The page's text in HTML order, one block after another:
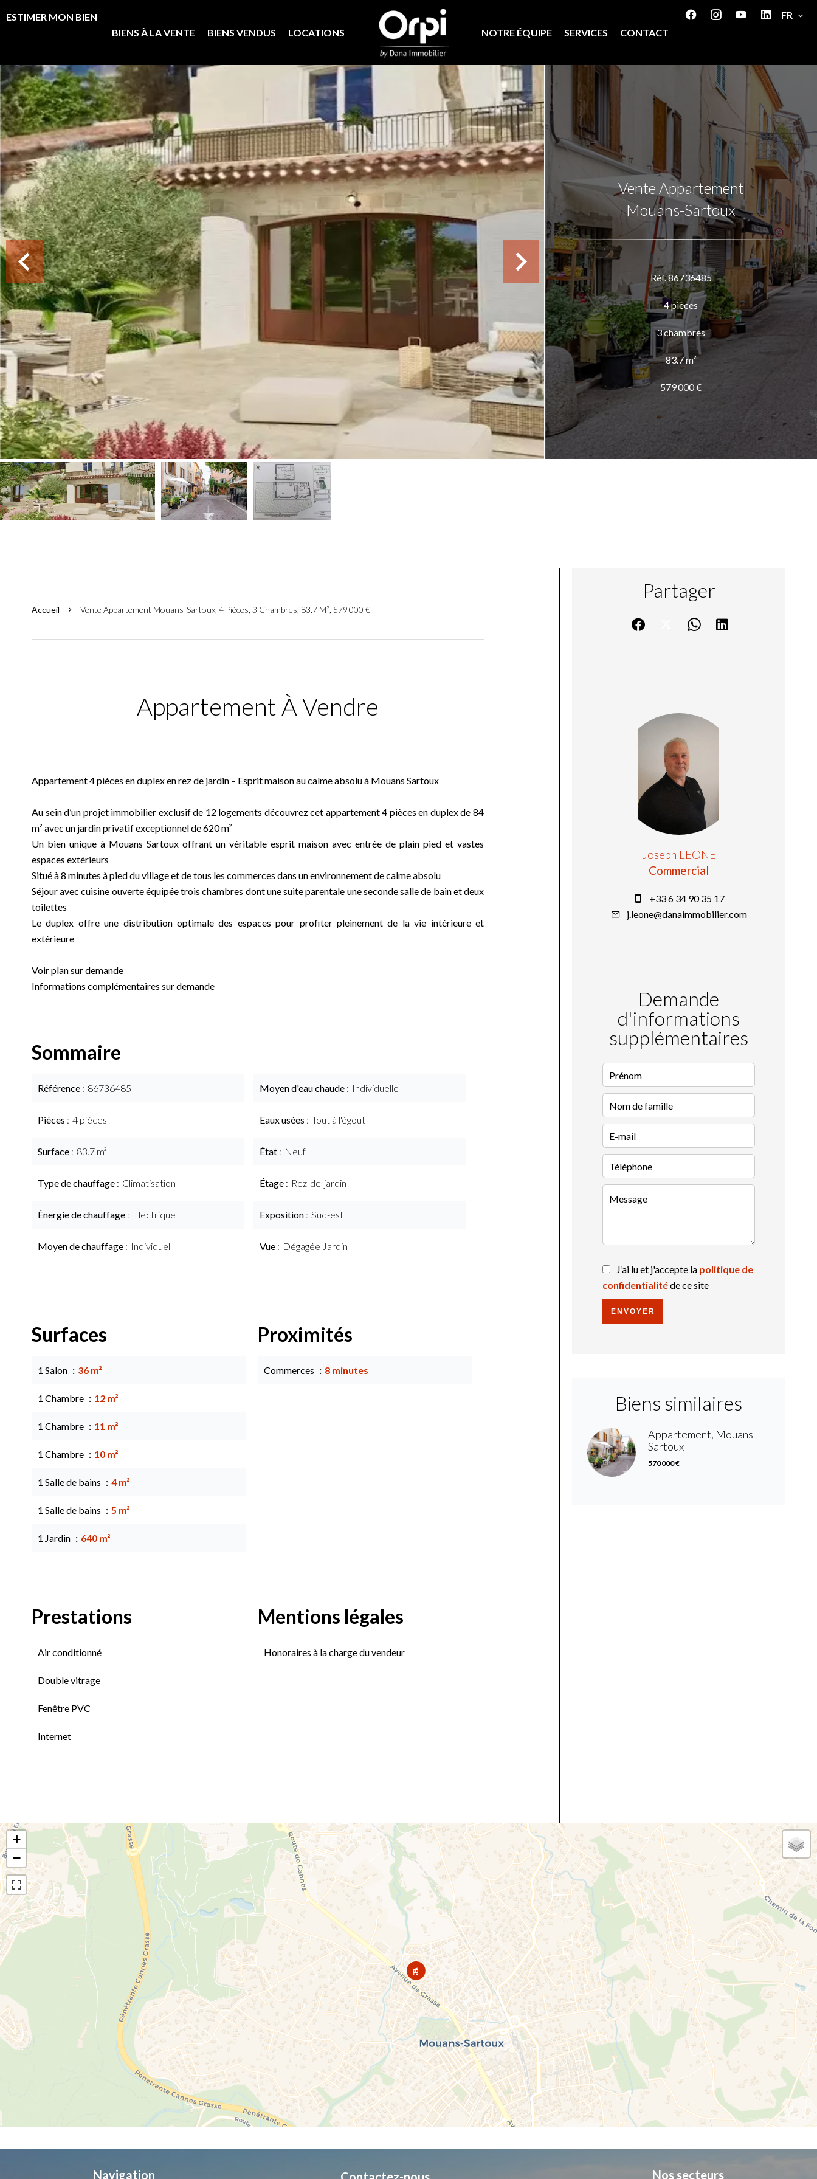
BIENS À LA VENTE BIENS VENDUS LOCATIONS
ESTIMER MON BIEN
FR
NOTRE ÉQUIPE
SERVICES CONTACT
Vente Appartement
Mouans-Sartoux
Réf. 86736485
4 pièces
3 chambres
83.7 m²
579 000 €
Accueil Vente Appartement Mouans-Sartoux, 4 Pièces, 3 Chambres, 83.7 M², 579 000 €
Appartement À Vendre
Appartement 4 pièces en duplex en rez de jardin – Esprit maison au calme absolu à Mouans Sartoux
Au sein d’un projet immobilier exclusif de 12 logements découvrez cet appartement 4 pièces en duplex de 84
m² avec un jardin privatif exceptionnel de 620 m²
Un bien unique à Mouans Sartoux offrant un véritable esprit maison avec entrée de plain pied et vastes
espaces extérieurs
Situé à 8 minutes à pied du village et de tous les commerces dans un environnement de calme absolu
Séjour avec cuisine ouverte équipée trois chambres dont une suite parentale une seconde salle de bain et deux
toilettes
Le duplex offre une distribution optimale des espaces pour profiter pleinement de la vie intérieure et
extérieure
Voir plan sur demande
Informations complémentaires sur demande
Sommaire
Référence 86736485
Pièces 4 pièces
Surface 83.7 m²
Type de chauffage Climatisation
Énergie de chauffage Electrique
Moyen de chauffage Individuel
Moyen d'eau chaude Individuelle
Eaux usées Tout à l'égout
État Neuf
Étage Rez-de-jardin
Exposition Sud-est
Vue Dégagée Jardin
Surfaces
1 Salon 36 m²
1 Chambre 12 m²
1 Chambre 11 m²
1 Chambre 10 m²
1 Salle de bains 4 m²
1 Salle de bains 5 m²
1 Jardin 640 m²
Proximités
Commerces 8 minutes
Prestations
Air conditionné
Double vitrage
Fenêtre PVC
Internet
Mentions légales
Honoraires à la charge du vendeur
Partager
Joseph LEONE
Commercial
+33 6 34 90 35 17
j.leone@danaimmobilier.com
Demande
d'informations
supplémentaires
J’ai lu et j'accepte la politique de
confidentialitéde ce site
ENVOYER
Biens similaires
Appartement, Mouans-
Sartoux
570 000 €
+
−
Navigation Nos secteurs